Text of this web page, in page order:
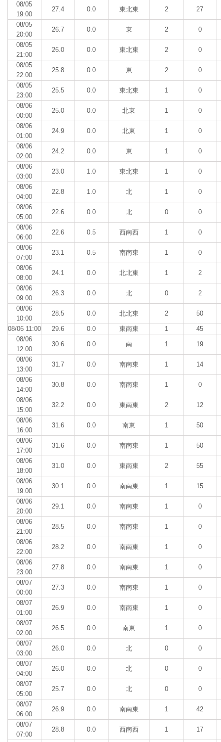
08/05
19:00
27.4 0.0 東北東 2 27
08/05
20:00
26.7 0.0 東 2 0
08/05
21:00
26.0 0.0 東北東 2 0
08/05
22:00
25.8 0.0 東 2 0
08/05
23:00
25.5 0.0 東北東 1 0
08/06
00:00
25.0 0.0 北東 1 0
08/06
01:00
24.9 0.0 北東 1 0
08/06
02:00
24.2 0.0 東 1 0
08/06
03:00
23.0 1.0 東北東 1 0
08/06
04:00
22.8 1.0 北 1 0
08/06
05:00
22.6 0.0 北 0 0
08/06
06:00
22.6 0.5 西南西 1 0
08/06
07:00
23.1 0.5 南南東 1 0
08/06
08:00
24.1 0.0 北北東 1 2
08/06
09:00
26.3 0.0 北 0 2
08/06
10:00
28.5 0.0 北北東 2 50
08/06 11:00 29.6 0.0 東南東 1
45
08/06
12:00
30.6 0.0 南 1 19
08/06
13:00
31.7 0.0 南南東 1 14
08/06
14:00
30.8 0.0 南南東 1 0
08/06
15:00
32.2 0.0 東南東 2 12
08/06
16:00
31.6 0.0 南東 1 50
08/06
17:00
31.6 0.0 南南東 1 50
08/06
18:00
31.0 0.0 東南東 2 55
08/06
19:00
30.1 0.0 南南東 1 15
08/06
20:00
29.1 0.0 南南東 1 0
08/06
21:00
28.5 0.0 南南東 1 0
08/06
22:00
28.2 0.0 南南東 1 0
08/06
23:00
27.8 0.0 南南東 1 0
08/07
00:00
27.3 0.0 南南東 1 0
08/07
01:00
26.9 0.0 南南東 1 0
08/07
02:00
26.5 0.0 南東 1 0
08/07
03:00
26.0 0.0 北 0 0
08/07
04:00
26.0 0.0 北 0 0
08/07
05:00
25.7 0.0 北 0 0
08/07
06:00
26.9 0.0 南南東 1 42
08/07
07:00
28.8 0.0 西南西 1 17